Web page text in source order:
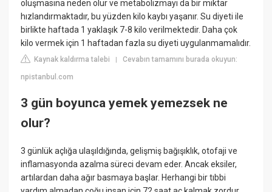
oluşmasına neden olur ve metabolizmayı da bir miktar
hızlandırmaktadır, bu yüzden kilo kaybı yaşanır. Su diyeti ile
birlikte haftada 1 yaklaşık 7-8 kilo verilmektedir. Daha çok
kilo vermek için 1 haftadan fazla su diyeti uygulanmamalıdır.
Kaynak kaldırma talebi |Cevabın tamamını burada okuyun:
npistanbul.com
3 gün boyunca yemek yemezsek ne
olur?
3 günlük açlığa ulaşıldığında, gelişmiş bağışıklık, otofaji ve
inflamasyonda azalma süreci devam eder. Ancak eksiler,
artılardan daha ağır basmaya başlar. Herhangi bir tıbbi